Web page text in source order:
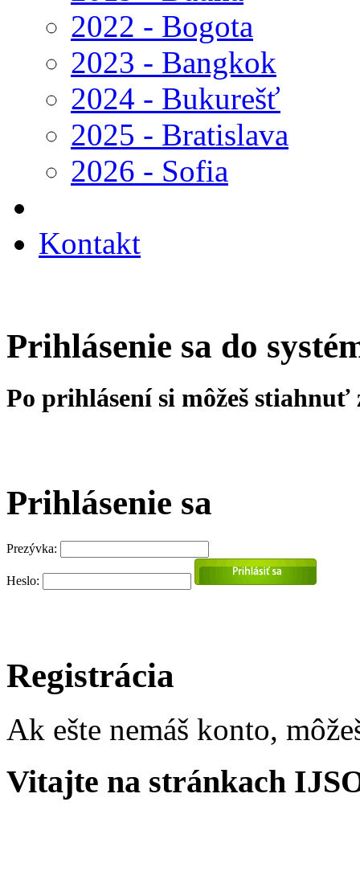
2022 - Bogota
2023 - Bangkok
2024 - Bukurešť
2025 - Bratislava
2026 - Sofia
Kontakt
Prihlásenie sa do
Po prihlásení si môžeš stiahnuť
Prihlásenie sa
Prezývka:
Heslo:
Registrácia
Ak ešte nemáš konto,
Vitajte na stránkach